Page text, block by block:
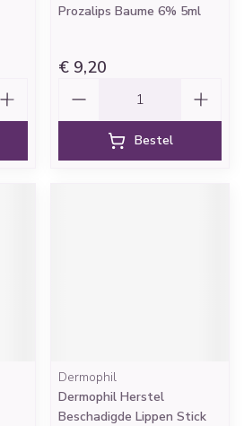
Prozalips Baume 6% 5ml
€ 9,20
Bestel
Dermophil
Dermophil Herstel
Beschadigde Lippen Stick